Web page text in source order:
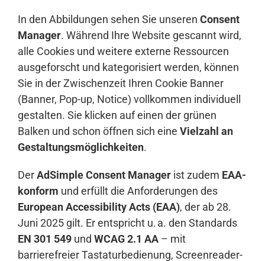
In den Abbildungen sehen Sie unseren Consent
Manager. Während Ihre Website gescannt wird,
alle Cookies und weitere externe Ressourcen
ausgeforscht und kategorisiert werden, können
Sie in der Zwischenzeit Ihren Cookie Banner
(Banner, Pop-up, Notice) vollkommen individuell
gestalten. Sie klicken auf einen der grünen
Balken und schon öffnen sich eine Vielzahl an
Gestaltungsmöglichkeiten.
DerAdSimple Consent Manager ist zudem EAA-
konform und erfüllt die Anforderungen des
European Accessibility Acts (EAA), der ab 28.
Juni 2025 gilt. Er entspricht u. a. den Standards
EN 301 549 und WCAG 2.1 AA – mit
barrierefreier Tastaturbedienung, Screenreader-